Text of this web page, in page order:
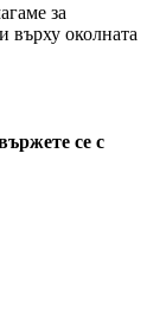
за
върху околната
се с